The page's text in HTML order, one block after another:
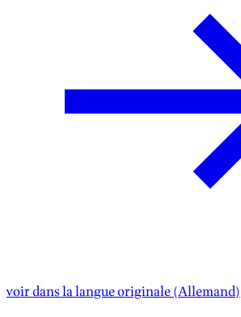
voir dans la langue originale(Allemand)